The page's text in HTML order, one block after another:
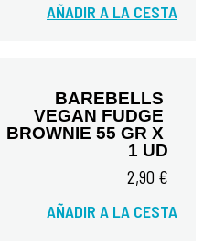
AÑADIR A LA CESTA
BAREBELLS
VEGAN FUDGE
BROWNIE 55 GR X
1 UD
2,90 €
AÑADIR A LA CESTA